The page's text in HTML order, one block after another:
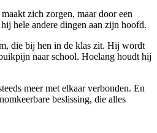
zich zorgen, maar door een
hele andere dingen aan zijn hoofd.
die bij hen in de klas zit. Hij wordt
naar school. Hoelang houdt hij
meer met elkaar verbonden. En
beslissing, die alles